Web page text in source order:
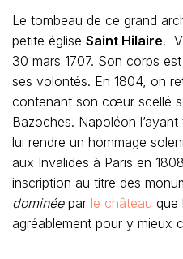
Le tombeau de ce grand
petite église Saint Hilaire.
30 mars 1707. Son corps
ses volontés. En 1804, on
contenant son cœur scellé
Bazoches. Napoléon
lui rendre un hommage
aux Invalides à Paris en
inscription au titre des
dominéepar le château que
agréablement pour y mieux